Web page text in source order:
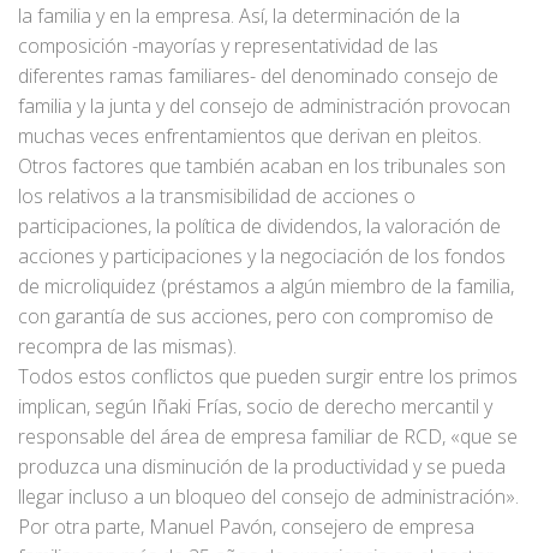
la familia y en la empresa. Así, la determinación de la
composición -mayorías y representatividad de las
diferentes ramas familiares- del denominado consejo de
familia y la junta y del consejo de administración provocan
muchas veces enfrentamientos que derivan en pleitos.
Otros factores que también acaban en los tribunales son
los relativos a la transmisibilidad de acciones o
participaciones, la política de dividendos, la valoración de
acciones y participaciones y la negociación de los fondos
de microliquidez (préstamos a algún miembro de la familia,
con garantía de sus acciones, pero con compromiso de
recompra de las mismas).
Todos estos conflictos que pueden surgir entre los primos
implican, según Iñaki Frías, socio de derecho mercantil y
responsable del área de empresa familiar de RCD, «que se
produzca una disminución de la productividad y se pueda
llegar incluso a un bloqueo del consejo de administración».
Por otra parte, Manuel Pavón, consejero de empresa